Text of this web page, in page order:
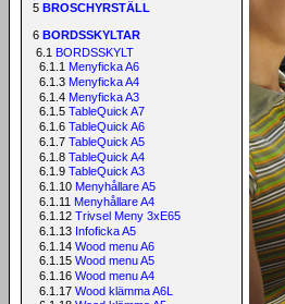
5 BROSCHYRSTÄLL
6 BORDSSKYLTAR
6.1 BORDSSKYLT
6.1.1 Menyficka A6
6.1.3 Menyficka A4
6.1.4 Menyficka A3
6.1.5 TableQuick A7
6.1.6 TableQuick A6
6.1.7 TableQuick A5
6.1.8 TableQuick A4
6.1.9 TableQuick A3
6.1.10 Menyhållare A5
6.1.11 Menyhållare A4
6.1.12 Trivsel Meny 3xE65
6.1.13 Infoficka A5
6.1.14 Wood menu A6
6.1.15 Wood menu A5
6.1.16 Wood menu A4
6.1.17 Wood klämma A6L